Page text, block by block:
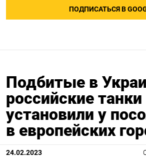
ПОДПИСАТЬСЯ В
Подбитые в
российские танки
установили у
в европейских
24.02.2023